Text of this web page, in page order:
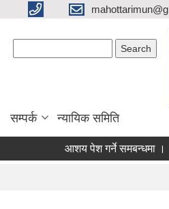
सम्पर्क न्यायिक समिति
आशय पेश गर्ने समबन्धमा ।